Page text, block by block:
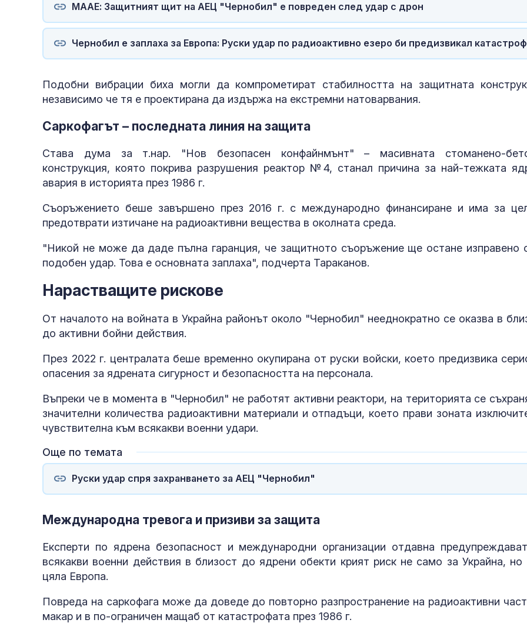
МААЕ: Защитният щит на АЕЦ "Чернобил" е повреден след удар с дрон
Чернобил е заплаха за Европа: Руски удар по радиоактивно езеро би предизвикал
Подобни вибрации биха могли да компрометират стабилността на защитната
независимо че тя е проектирана да издържа на екстремни натоварвания.
Саркофагът – последната линия на защита
Става дума за т.нар. "Нов безопасен конфайнмънт" – масивната стоманено-
конструкция, която покрива разрушения реактор №4, станал причина за най-тежката
авария в историята през 1986 г.
Съоръжението беше завършено през 2016 г. с международно финансиране и има за
предотврати изтичане на радиоактивни вещества в околната среда.
"Никой не може да даде пълна гаранция, че защитното съоръжение ще остане изправено
подобен удар. Това е основната заплаха", подчерта Тараканов.
Нарастващите рискове
От началото на войната в Украйна районът около "Чернобил" нееднократно се оказва в
до активни бойни действия.
През 2022 г. централата беше временно окупирана от руски войски, което предизвика
опасения за ядрената сигурност и безопасността на персонала.
Въпреки че в момента в "Чернобил" не работят активни реактори, на територията се
значителни количества радиоактивни материали и отпадъци, което прави зоната
чувствителна към всякакви военни удари.
Още по темата
Руски удар спря захранването за АЕЦ "Чернобил"
Международна тревога и призиви за защита
Експерти по ядрена безопасност и международни организации отдавна
всякакви военни действия в близост до ядрени обекти крият риск не само за Украйна, но
цяла Европа.
Повреда на саркофага може да доведе до повторно разпространение на радиоактивни
макар и в по-ограничен мащаб от катастрофата през 1986 г.
Откриха
свинете във
Варненско
Сигналите ви:
Рядка
операция в
Антарктида в